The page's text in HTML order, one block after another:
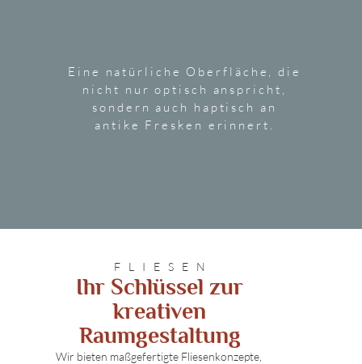
Eine natürliche Oberfläche, die
nicht nur optisch anspricht,
sondern auch haptisch an
antike Fresken erinnert.
FLIESEN
Ihr Schlüssel zur
kreativen
Raumgestaltung
Wir bieten maßgefertigte Fliesenkonzepte,